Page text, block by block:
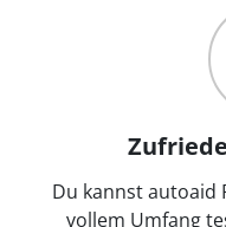
Du kannst autoaid
vollem Umfang